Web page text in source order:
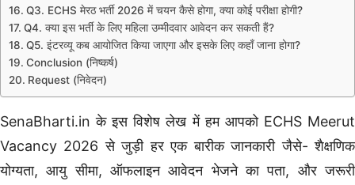
Q3. ECHS मेरठ भर्ती 2026 में चयन कैसे होगा, क्या कोई परीक्षा होगी?
Q4. क्या इस भर्ती के लिए महिला उम्मीदवार आवेदन कर सकती हैं?
Q5. इंटरव्यू कब आयोजित किया जाएगा और इसके लिए कहाँ जाना होगा?
Conclusion (निष्कर्ष)
Request (निवेदन)
SenaBharti.in के इस विशेष लेख में हम आपको ECHS Meerut
Vacancy 2026 से जुड़ी हर एक बारीक जानकारी जैसे- शैक्षणिक
योग्यता, आयु सीमा, ऑफलाइन आवेदन भेजने का पता, और जरूरी